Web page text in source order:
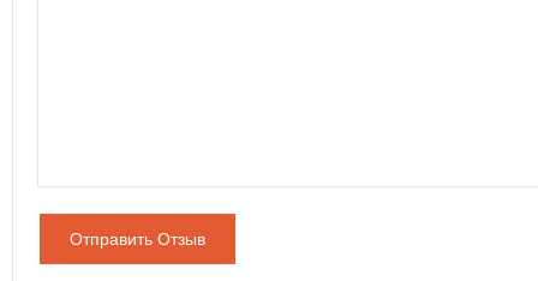
Отправить Отзыв